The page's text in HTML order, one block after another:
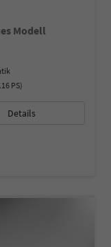
Modell
PS)
Details